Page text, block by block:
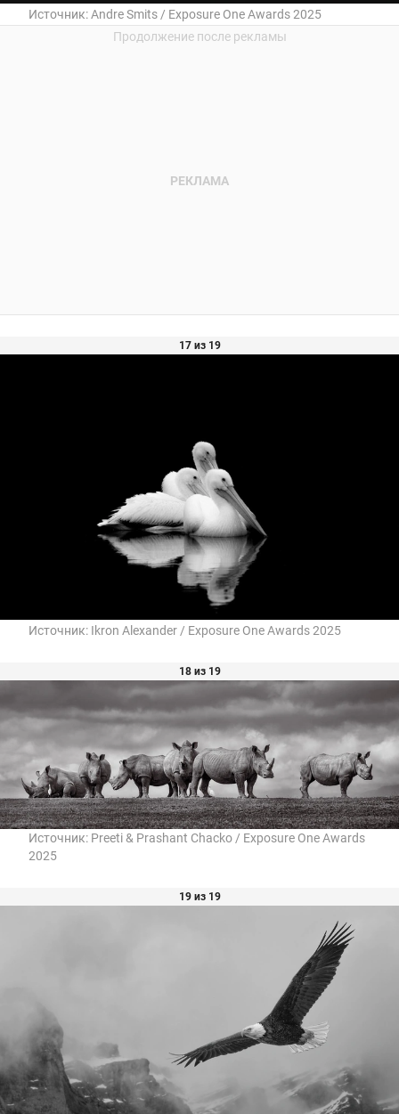
Источник:Andre Smits / Exposure One Awards 2025
17 из 19
Источник: Ikron Alexander / Exposure One Awards 2025
18 из 19
Источник: Preeti & Prashant Chacko / Exposure One Awards
2025
19 из 19